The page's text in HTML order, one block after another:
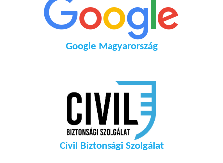
Google Magyarország
Civil Biztonsági Szolgálat